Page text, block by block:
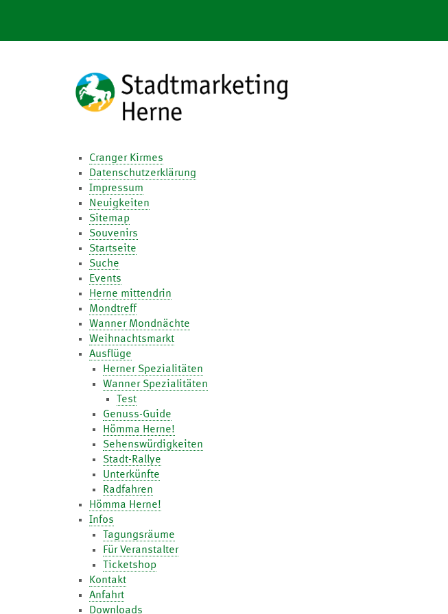
Cranger Kirmes
Datenschutzerklärung
Impressum
Neuigkeiten
Sitemap
Souvenirs
Startseite
Suche
Events
Herne mittendrin
Mondtreff
Wanner Mondnächte
Weihnachtsmarkt
Ausflüge
Herner Spezialitäten
Wanner Spezialitäten
Test
Genuss-Guide
Hömma Herne!
Sehenswürdigkeiten
Stadt-Rallye
Unterkünfte
Radfahren
Hömma Herne!
Infos
Tagungsräume
Für Veranstalter
Ticketshop
Kontakt
Anfahrt
Downloads